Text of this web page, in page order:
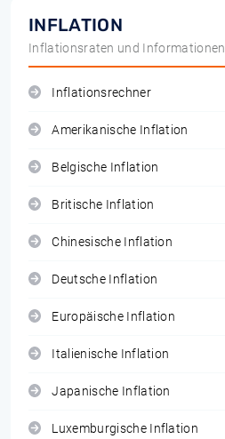
INFLATION
Inflationsraten und Informationen
Inflationsrechner
Amerikanische Inflation
Belgische Inflation
Britische Inflation
Chinesische Inflation
Deutsche Inflation
Europäische Inflation
Italienische Inflation
Japanische Inflation
Luxemburgische Inflation